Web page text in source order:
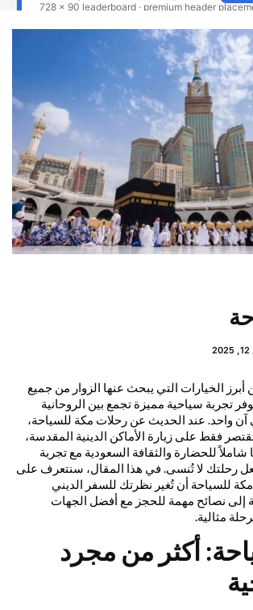
الخيارات التي يبحث عنها الزوار من جميع
تجربة سياحية مميزة تجمع بين الروحانية
آن واحد. عند الحديث عن رحلات مكة للسياحة،
فقط على زيارة الأماكن الدينية المقدسة،
للحضارة والثقافة السعودية مع تجربة
رحلتك لا تُنسى. في هذا المقال، سنتعرف على
للسياحة أن تُغير نظرتك للسفر الديني
إلى نصائح مهمة للحجز مع أفضل الجهات
مثالية.
أكثر من مجرد